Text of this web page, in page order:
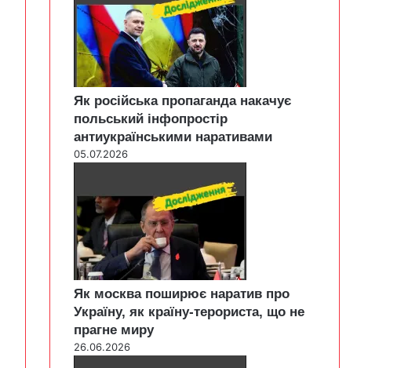
Як російська пропаганда накачує
польський інфопростір
антиукраїнськими наративами
05.07.2026
Як москва поширює наратив про
Україну, як країну-терориста, що не
прагне миру
26.06.2026